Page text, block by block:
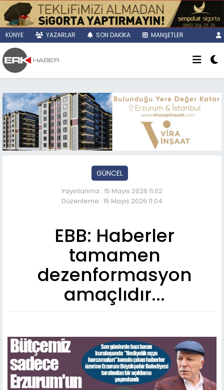
KÜNYE YAZARLAR SON DAKİKA MANŞETLER
GÜNCEL
Yayınlanma : 15 Mayıs 2026 11:02
Düzenleme : 15 Mayıs 2026 11:04
EBB: Haberler
tamamen
dezenformasyon
amaçlıdır...